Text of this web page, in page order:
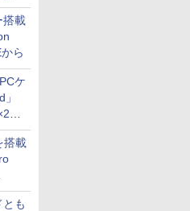
搭載
ら
ケ
搭
搭載
も